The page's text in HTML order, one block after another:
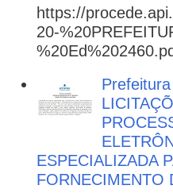
https://
20-
ESPECIALIZADA
FORNECIMENTO